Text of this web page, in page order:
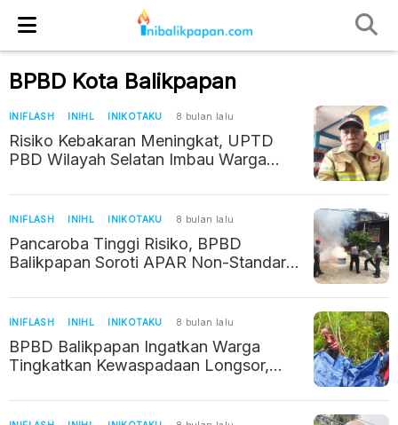
BPBD Kota Balikpapan
INIFLASH INIHL INIKOTAKU 8 bulan lalu
Risiko Kebakaran Meningkat, UPTD
PBD Wilayah Selatan Imbau Warga
INIFLASH INIHL INIKOTAKU 8 bulan lalu
Pancaroba Tinggi Risiko, BPBD
Balikpapan Soroti APAR Non-Standar
INIFLASH INIHL INIKOTAKU 8 bulan lalu
BPBD Balikpapan Ingatkan Warga
Tingkatkan Kewaspadaan Longsor,